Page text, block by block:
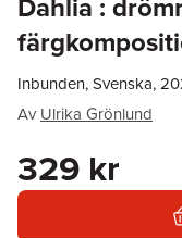
Inbunden, Svenska,
Av Ulrika Grönlund
329 kr